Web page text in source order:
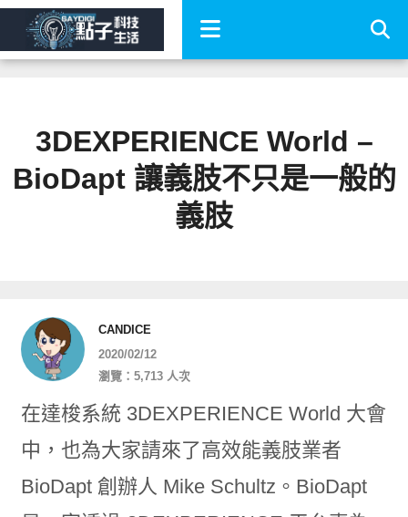
3DEXPERIENCE World –
BioDapt 讓義肢不只是一般的
義肢
CANDICE
2020/02/12
瀏覽：5,713 人次
在達梭系統 3DEXPERIENCE World 大會
中，也為大家請來了高效能義肢業者
BioDapt 創辦人 Mike Schultz。BioDapt